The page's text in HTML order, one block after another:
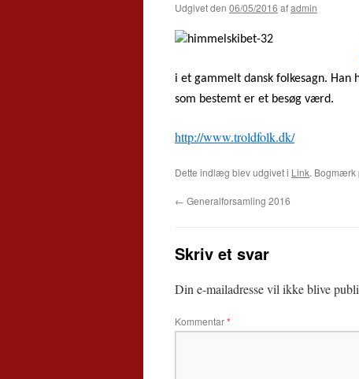
Udgivet den 06/05/2016 afadmin
i et gammelt dansk folkesagn.
som bestemt er et besøg værd.
http://www.troldfolk.dk/
Dette indlæg blev udgivet i Link. Bogmærk
← Generalforsamling 2016
Skriv et svar
Din e-mailadresse vil ikke blive
Kommentar*